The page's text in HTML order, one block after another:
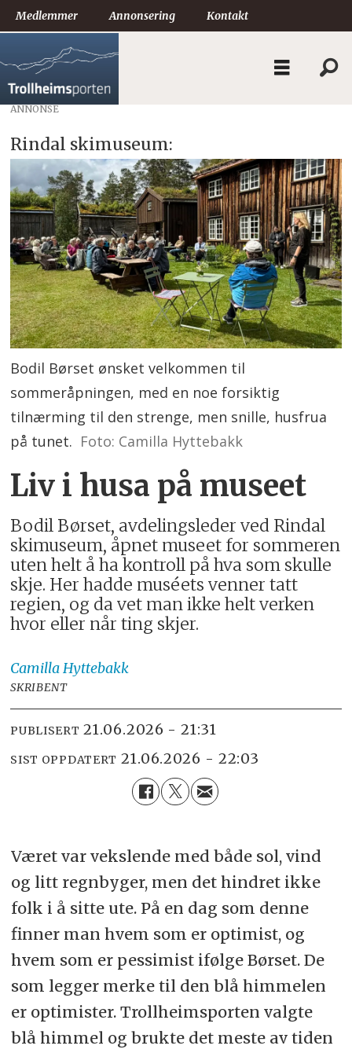
Medlemmer Annonsering Kontakt
ANNONSE
Rindal skimuseum:
Bodil Børset ønsket velkommen til
sommeråpningen, med en noe forsiktig
tilnærming til den strenge, men snille, husfrua
på tunet. Foto: Camilla Hyttebakk
Liv i husa på museet
Bodil Børset, avdelingsleder ved Rindal
skimuseum, åpnet museet for sommeren
uten helt å ha kontroll på hva som skulle
skje. Her hadde muséets venner tatt
regien, og da vet man ikke helt verken
hvor eller når ting skjer.
CamillaHyttebakk
SKRIBENT
PUBLISERT 21.06.2026 - 21:31
SIST OPPDATERT 21.06.2026 - 22:03
Været var vekslende med både sol, vind
og litt regnbyger, men det hindret ikke
folk i å sitte ute. På en dag som denne
finner man hvem som er optimist, og
hvem som er pessimist ifølge Børset. De
som legger merke til den blå himmelen
er optimister. Trollheimsporten valgte
blå himmel og brukte det meste av tiden